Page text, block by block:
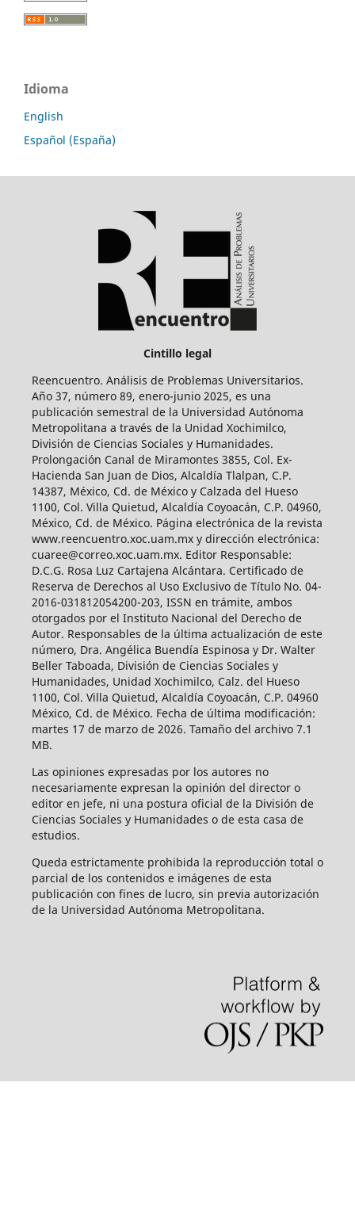
Idioma
English
Español (España)
Cintillo legal
Reencuentro. Análisis de Problemas Universitarios.
Año 37, número 89, enero-junio 2025, es una
publicación semestral de la Universidad Autónoma
Metropolitana a través de la Unidad Xochimilco,
División de Ciencias Sociales y Humanidades.
Prolongación Canal de Miramontes 3855, Col. Ex-
Hacienda San Juan de Dios, Alcaldía Tlalpan, C.P.
14387, México, Cd. de México y Calzada del Hueso
1100, Col. Villa Quietud, Alcaldía Coyoacán, C.P. 04960,
México, Cd. de México. Página electrónica de la revista
www.reencuentro.xoc.uam.mx y dirección electrónica:
cuaree@correo.xoc.uam.mx. Editor Responsable:
D.C.G. Rosa Luz Cartajena Alcántara. Certificado de
Reserva de Derechos al Uso Exclusivo de Título No. 04-
2016-031812054200-203, ISSN en trámite, ambos
otorgados por el Instituto Nacional del Derecho de
Autor. Responsables de la última actualización de este
número, Dra. Angélica Buendía Espinosa y Dr. Walter
Beller Taboada, División de Ciencias Sociales y
Humanidades, Unidad Xochimilco, Calz. del Hueso
1100, Col. Villa Quietud, Alcaldía Coyoacán, C.P. 04960
México, Cd. de México. Fecha de última modificación:
martes 17 de marzo de 2026. Tamaño del archivo 7.1
MB.
Las opiniones expresadas por los autores no
necesariamente expresan la opinión del director o
editor en jefe, ni una postura oficial de la División de
Ciencias Sociales y Humanidades o de esta casa de
estudios.
Queda estrictamente prohibida la reproducción total o
parcial de los contenidos e imágenes de esta
publicación con fines de lucro, sin previa autorización
de la Universidad Autónoma Metropolitana.